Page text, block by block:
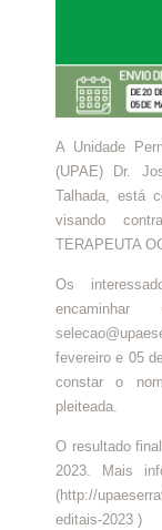
A Unidade
(UPAE) Dr.
Talhada, está
visando
TERAPEUTA
Os
fevereiro e 05
constar o
pleiteada.
O resultado
2023. Mais
(http://
editais-2023 )